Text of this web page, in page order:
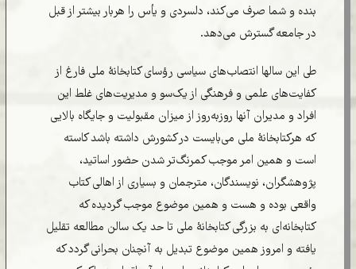
بنده و شما صرف می‌کند، دلسردی و یأس را هربار بیشتر از قبل
در جامعه گسترش می‌دهد.
طی این سالها انتصاب‌های سیاسی رؤسای کتابخانۀ ملی فارغ از
کفایت‌های علمی و فرهنگی از یک‌سو و مدیریت‌های غلط این
افراد و مدیران آنها روزبه‌روز از میزان مقبولیت و جایگاه بالایی
که هرکتابخانۀ ملی می‌بایست در کشورش داشته باشد کاسته
است و همین امر موجب کمرنگ‌تر شدن حضور اساتید،
پژوهشگران، نویسندگان، مترجمان و بسیاری از اهالی کتاب
واقعی بوده و هست و همین موضوع موجب گردیده که
کتابخانه‌ای به بزرگی کتابخانۀ ملی تا حد یک سالن مطالعه تقلیل
یافته و امروز همین موضوع تبدیل به آنچنان بحرانی گردد که